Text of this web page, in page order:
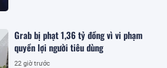
Grab bị phạt 1,36 tỷ đồng vì vi phạm
quyền lợi người tiêu dùng
22 giờ trước